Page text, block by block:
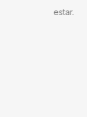
estar.